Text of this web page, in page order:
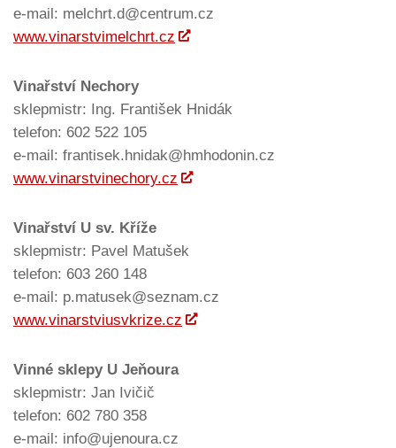
e-mail: melchrt.d@centrum.cz
www.vinarstvimelchrt.cz
Vinařství Nechory
sklepmistr: Ing. František Hnidák
telefon: 602 522 105
e-mail: frantisek.hnidak@hmhodonin.cz
www.vinarstvinechory.cz
Vinařství U sv. Kříže
sklepmistr: Pavel Matušek
telefon: 603 260 148
e-mail: p.matusek@seznam.cz
www.vinarstviusvkrize.cz
Vinné sklepy U Jeňoura
sklepmistr: Jan Ivičič
telefon: 602 780 358
e-mail: info@ujenoura.cz